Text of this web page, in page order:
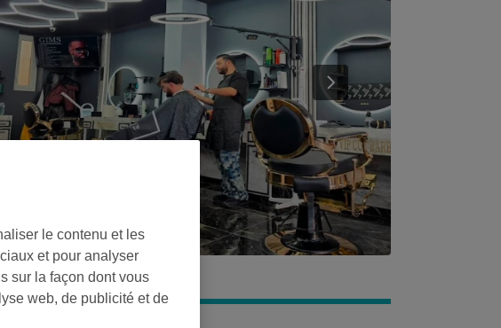
le contenu et les
et pour analyser
sur la façon dont vous
web, de publicité et de